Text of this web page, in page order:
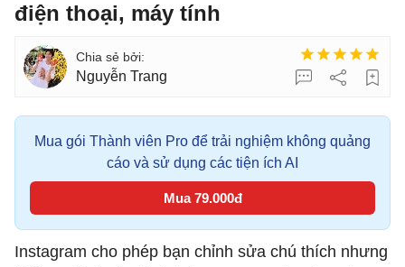
điện thoại, máy tính
Nguyễn Trang
Mua gói Thành viên Pro để trải nghiệm không quảng
cáo và sử dụng các tiện ích AI
Mua 79.000đ
Instagram cho phép bạn chỉnh sửa chú thích nhưng